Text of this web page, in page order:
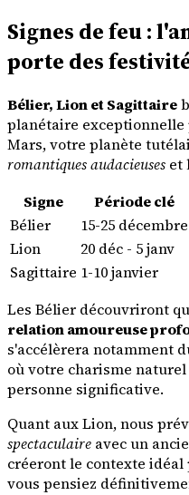
Signes de feu :
porte des
Bélier, Lion et Sagittaire
planétaire
Mars, votre planète
romantiques audacieuses et
Signe
Période clé
Bélier
15-25 décembre
Lion
20 déc - 5 janv
Sagittaire 1-10 janvier
Les Bélier découvriront
relation amoureuse
s'accélèrera notamment
où votre charisme
personne significative.
Quant aux Lion, nous
spectaculaire avec un
créeront le contexte
vous pensiez